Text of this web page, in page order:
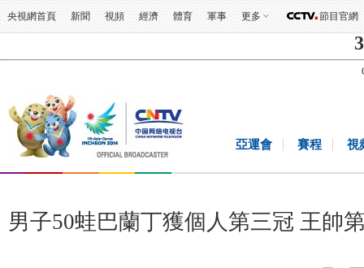
央視網首頁 新聞 視頻 經濟 體育 軍事 更多 節目官網
亞運會 賽程 視
男子50蛙巴蘭丁獲個人第三冠 王帥